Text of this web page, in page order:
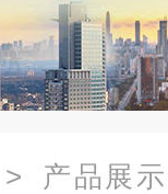
> 产品展示